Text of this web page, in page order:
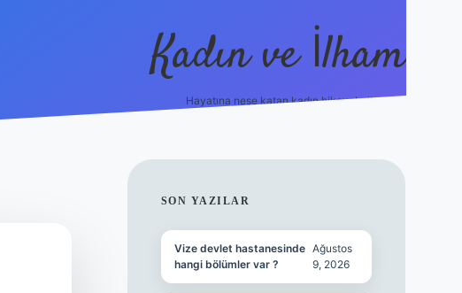
Kadın ve İlham
Hayatına neşe katan kadın hikayeleri!
SIDEBAR
SON YAZILAR
Vize devlet hastanesinde
hangi bölümler var ?
Ağustos
9, 2026
ilbet https://